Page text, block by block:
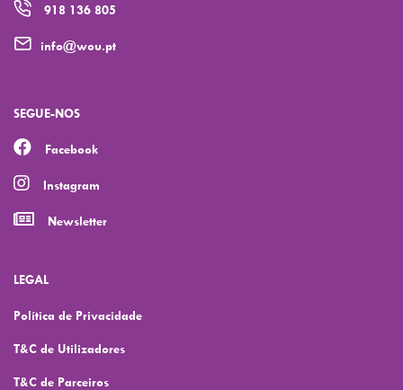
918 136 805
info@wou.pt
SEGUE-NOS
Facebook
Instagram
Newsletter
LEGAL
Política de Privacidade
T&C de Utilizadores
T&C de Parceiros